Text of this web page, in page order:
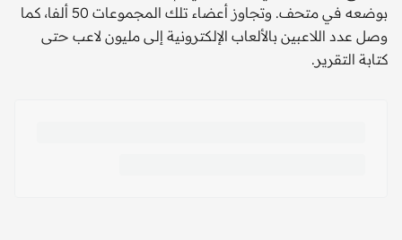
بوضعه في متحف. وتجاوز أعضاء تلك المجموعات 50 ألفا، كما
وصل عدد اللاعبين بالألعاب الإلكترونية إلى مليون لاعب حتى
كتابة التقرير.